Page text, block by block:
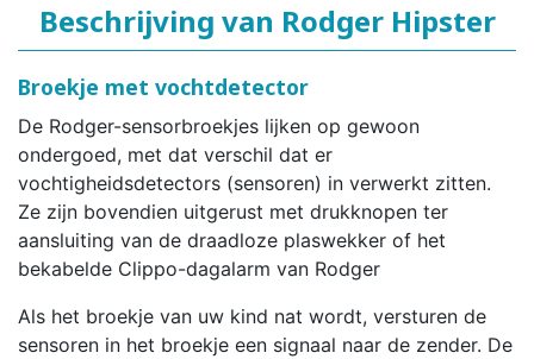
Beschrijving van Rodger Hipster
Broekje met vochtdetector
De Rodger-sensorbroekjes lijken op gewoon
ondergoed, met dat verschil dat er
vochtigheidsdetectors (sensoren) in verwerkt zitten.
Ze zijn bovendien uitgerust met drukknopen ter
aansluiting van de draadloze plaswekker of het
bekabelde Clippo-dagalarm van Rodger
Als het broekje van uw kind nat wordt, versturen de
sensoren in het broekje een signaal naar de zender. De